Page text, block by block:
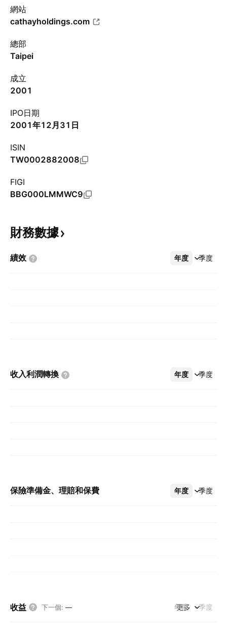
網站
cathayholdings.com
總部
Taipei
成立
2001
IPO日期
2001年12月31日
ISIN
TW0002882008
FIGI
BBG000LMMWC9
財務數據
績效 年度 季度
更多
收入利潤轉換 年度 季度
更多
保險準備金、理賠和保費 年度 季度
更多
收益 下一個: — 年度 季度
更多